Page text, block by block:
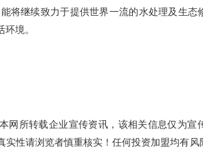
将继续致力于提供世界一流的水处理及生态
境。
网所转载企业宣传资讯，该相关信息仅为宣
实性请浏览者慎重核实！任何投资加盟均有风